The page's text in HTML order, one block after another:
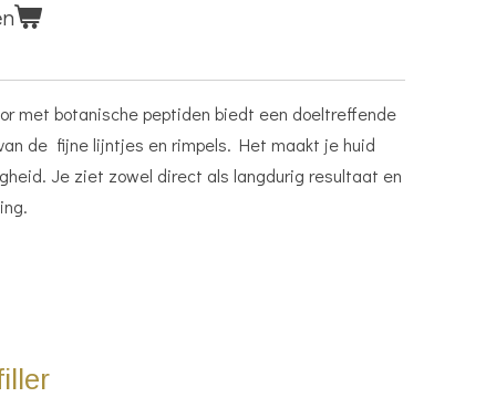
met botanische peptiden biedt een doeltreffende
de fijne lijntjes en rimpels. Het maakt je huid
Je ziet zowel direct als langdurig resultaat en